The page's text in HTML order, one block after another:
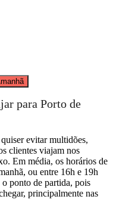
para Porto de
evitar multidões,
clientes viajam nos
Em média, os horários de
ou entre 16h e 19h
ponto de partida, pois
principalmente nas